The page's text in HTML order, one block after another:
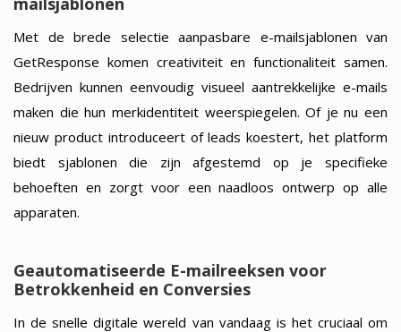
Met de brede selectie aanpasbare e-mailsjablonen van
GetResponse komen creativiteit en functionaliteit samen.
Bedrijven kunnen eenvoudig visueel aantrekkelijke e-mails
maken die hun merkidentiteit weerspiegelen. Of je nu een
nieuw product introduceert of leads koestert, het platform
biedt sjablonen die zijn afgestemd op je specifieke
behoeften en zorgt voor een naadloos ontwerp op alle
apparaten.
Geautomatiseerde E-mailreeksen voor
Betrokkenheid en Conversies
In de snelle digitale wereld van vandaag is het cruciaal om